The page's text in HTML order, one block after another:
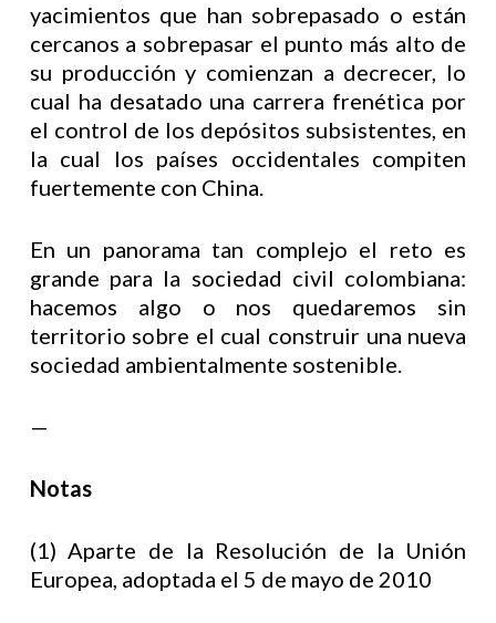
yacimientos que han sobrepasado o están
cercanos a sobrepasar el punto más alto de
su producción y comienzan a decrecer, lo
cual ha desatado una carrera frenética por
el control de los depósitos subsistentes, en
la cual los países occidentales compiten
fuertemente con China.
En un panorama tan complejo el reto es
grande para la sociedad civil colombiana:
hacemos algo o nos quedaremos sin
territorio sobre el cual construir una nueva
sociedad ambientalmente sostenible.
—
Notas
(1) Aparte de la Resolución de la Unión
Europea, adoptada el 5 de mayo de 2010